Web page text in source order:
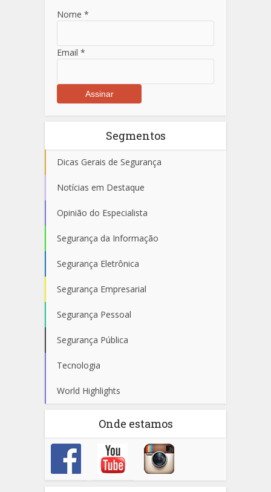
Nome *
Email *
Segmentos
Dicas Gerais de Segurança
Notícias em Destaque
Opinião do Especialista
Segurança da Informação
Segurança Eletrônica
Segurança Empresarial
Segurança Pessoal
Segurança Pública
Tecnologia
World Highlights
Onde estamos